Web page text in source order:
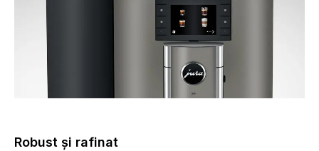
Robust și rafinat